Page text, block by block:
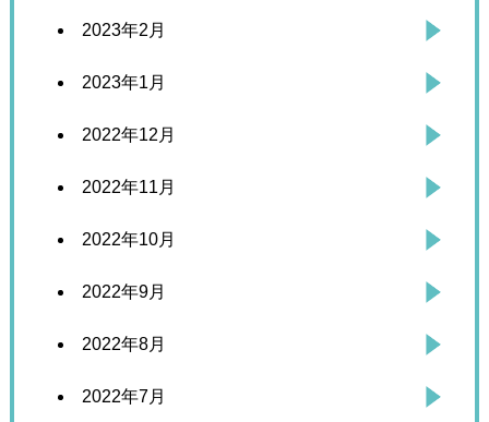
2023年2月
2023年1月
2022年12月
2022年11月
2022年10月
2022年9月
2022年8月
2022年7月